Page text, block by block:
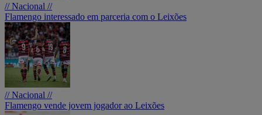
// Nacional //
Flamengo interessado em parceria com o Leixões
// Nacional //
Flamengo vende jovem jogador ao Leixões